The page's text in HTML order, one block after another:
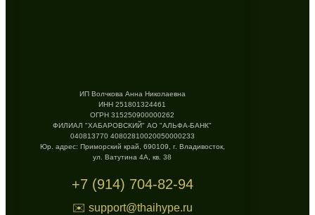
ИП Волчкова Анна Николаевна
ИНН 251801324461
ОГРН 315250900000262
ФИЛИАЛ "ХАБАРОВСКИЙ" АО "АЛЬФА-БАНК"
040813770 40802810020050000233
Юр. адрес: Приморский край, 690109, г. Владивосток,
ул. Ватутина 4А, кв. 38
+7 (914) 704-82-94
✉️ support@thaihype.ru